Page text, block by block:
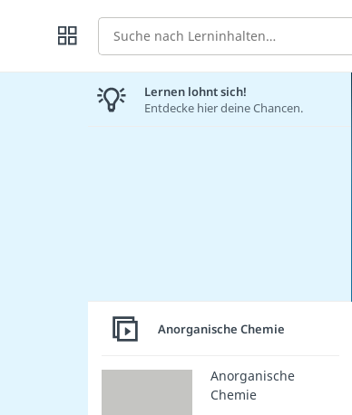
Suche
Lernen lohnt sich!
Entdecke hier deine Chancen.
Anorganische Chemie
Anorganische
Chemie